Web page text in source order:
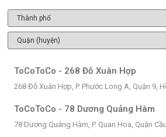
ToCoToCo - 268 Đỗ Xuân Hợp
268 Đỗ Xuân Hợp, P. Phước Long A, Quận 9,
ToCoToCo - 78 Dương Quảng Hàm
78 Dương Quảng Hàm, P. Quan Hoa, Quận